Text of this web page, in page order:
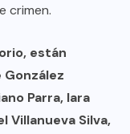
crimen.
están
Parra, Iara
Villanueva Silva,